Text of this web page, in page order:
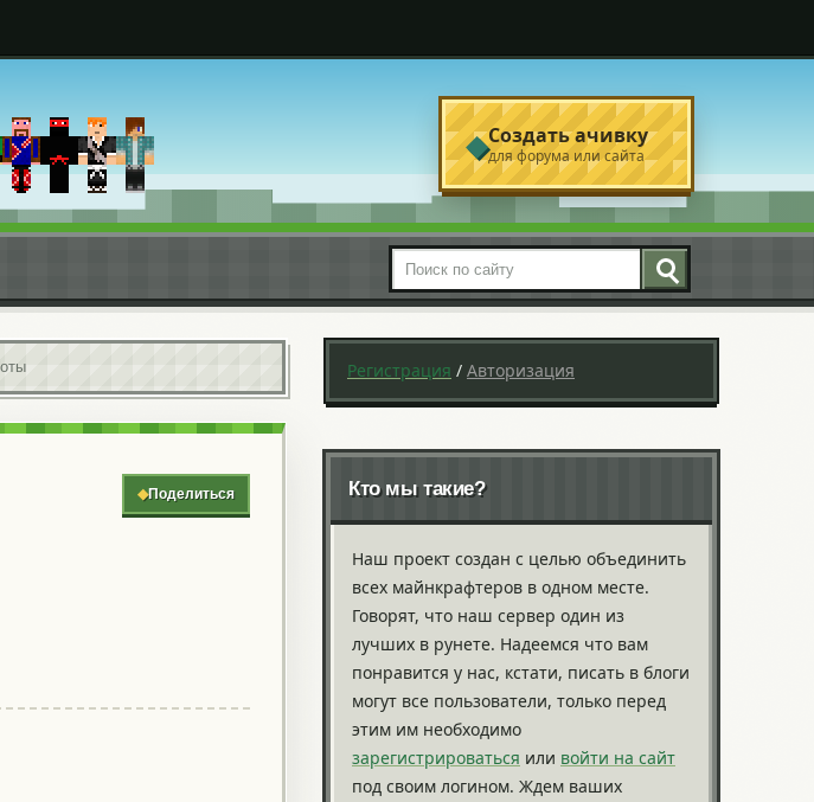
◆Создать ачивку
для форума или сайта
Поиск по сайту
◆Поделиться
Регистрация / Авторизация
Кто мы такие?
Наш проект создан с целью объединить
всех майнкрафтеров в одном месте.
Говорят, что наш сервер один из
лучших в рунете. Надеемся что вам
понравится у нас, кстати, писать в блоги
могут все пользователи, только перед
этим им необходимо
зарегистрироваться или войти на сайт
под своим логином. Ждем ваших